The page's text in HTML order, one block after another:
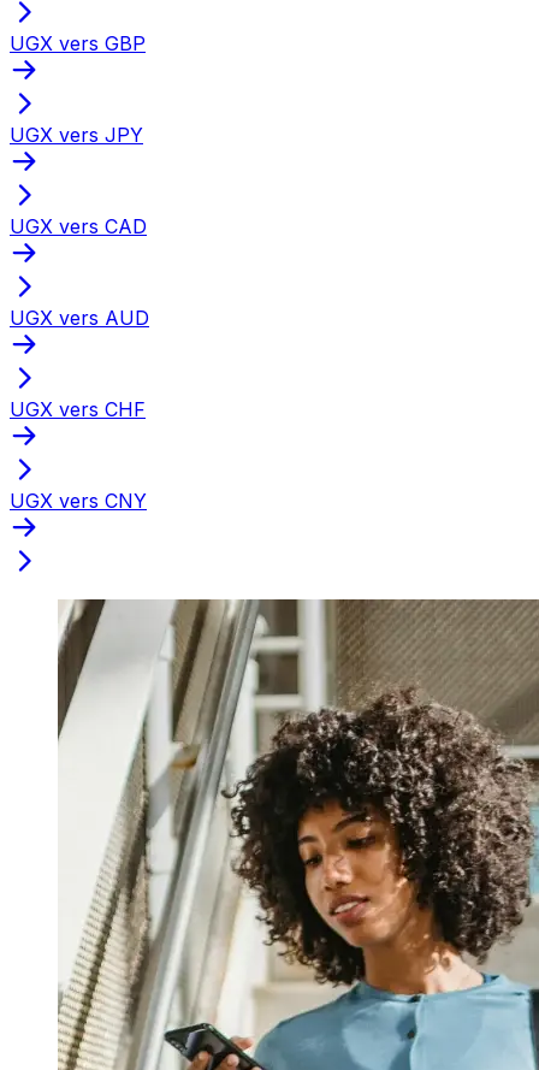
UGX vers GBP
UGX vers JPY
UGX vers CAD
UGX vers AUD
UGX vers CHF
UGX vers CNY